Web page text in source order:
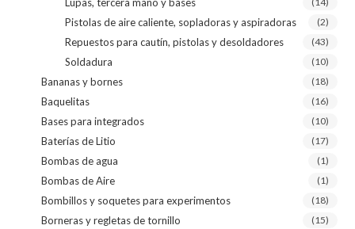
Pistolas de aire caliente, sopladoras y aspiradoras (2)
Repuestos para cautín, pistolas y desoldadores (43)
Soldadura (10)
Bananas y bornes (18)
Baquelitas (16)
Bases para integrados (10)
Baterías de Litio (17)
Bombas de agua (1)
Bombas de Aire (1)
Bombillos y soquetes para experimentos (18)
Borneras y regletas de tornillo (15)